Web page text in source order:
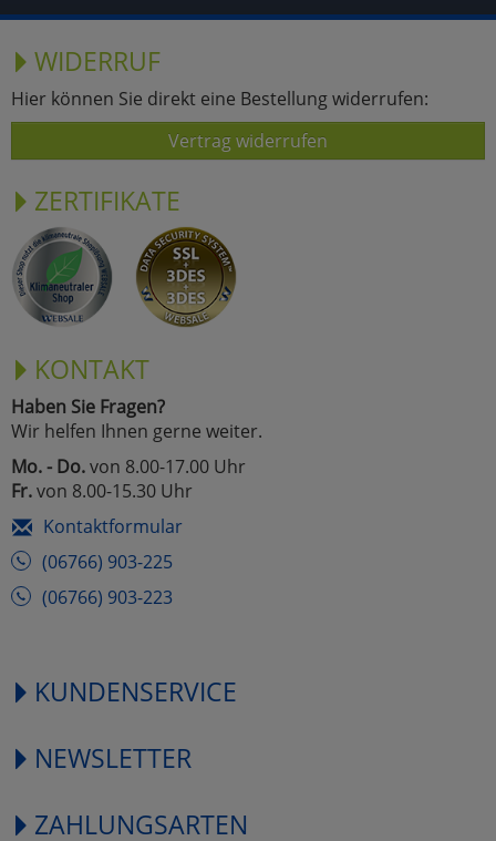
WIDERRUF
Hier können Sie direkt eine Bestellung widerrufen:
Vertrag widerrufen
ZERTIFIKATE
KONTAKT
Haben Sie Fragen?
Wir helfen Ihnen gerne weiter.
Mo. - Do.von 8.00-17.00 Uhr
Fr.von 8.00-15.30 Uhr
Kontaktformular
(06766) 903-225
(06766) 903-223
KUNDENSERVICE
NEWSLETTER
ZAHLUNGSARTEN